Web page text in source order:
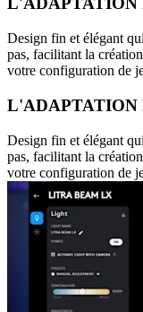
Design fin et élégant
pas, facilitant la
votre configuration de
L'ADAPTATION
Design fin et élégant
pas, facilitant la
votre configuration de